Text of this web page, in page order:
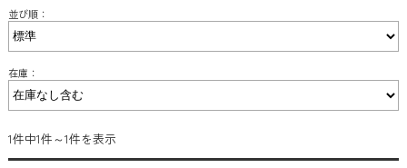
並び順：
在庫：
1件中1件～1件を表示